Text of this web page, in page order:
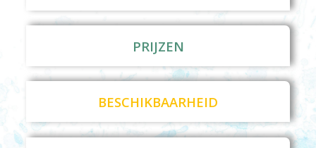
PRIJZEN
BESCHIKBAARHEID